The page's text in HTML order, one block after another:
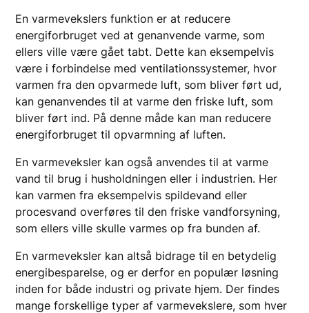
En varmevekslers funktion er at reducere
energiforbruget ved at genanvende varme, som
ellers ville være gået tabt. Dette kan eksempelvis
være i forbindelse med ventilationssystemer, hvor
varmen fra den opvarmede luft, som bliver ført ud,
kan genanvendes til at varme den friske luft, som
bliver ført ind. På denne måde kan man reducere
energiforbruget til opvarmning af luften.
En varmeveksler kan også anvendes til at varme
vand til brug i husholdningen eller i industrien. Her
kan varmen fra eksempelvis spildevand eller
procesvand overføres til den friske vandforsyning,
som ellers ville skulle varmes op fra bunden af.
En varmeveksler kan altså bidrage til en betydelig
energibesparelse, og er derfor en populær løsning
inden for både industri og private hjem. Der findes
mange forskellige typer af varmevekslere, som hver